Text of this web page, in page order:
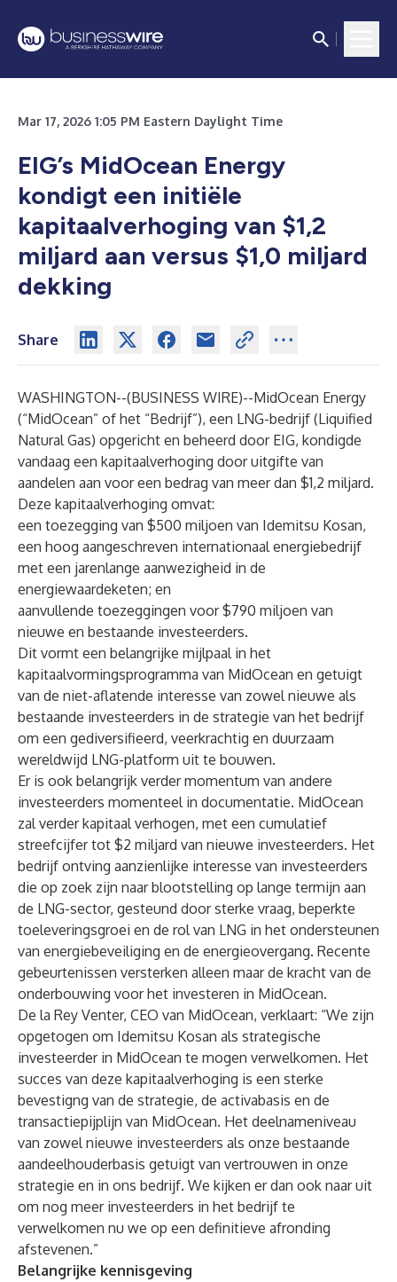
Mar 17, 2026 1:05 PM Eastern Daylight Time
EIG’s MidOcean Energy
kondigt een initiële
kapitaalverhoging van $1,2
miljard aan versus $1,0 miljard
dekking
Share
WASHINGTON--(BUSINESS WIRE)--MidOcean Energy
(“MidOcean” of het “Bedrijf”), een LNG-bedrijf (Liquified
Natural Gas) opgericht en beheerd door EIG, kondigde
vandaag een kapitaalverhoging door uitgifte van
aandelen aan voor een bedrag van meer dan $1,2 miljard.
Deze kapitaalverhoging omvat:
een toezegging van $500 miljoen van Idemitsu Kosan,
een hoog aangeschreven internationaal energiebedrijf
met een jarenlange aanwezigheid in de
energiewaardeketen; en
aanvullende toezeggingen voor $790 miljoen van
nieuwe en bestaande investeerders.
Dit vormt een belangrijke mijlpaal in het
kapitaalvormingsprogramma van MidOcean en getuigt
van de niet-aflatende interesse van zowel nieuwe als
bestaande investeerders in de strategie van het bedrijf
om een gediversifieerd, veerkrachtig en duurzaam
wereldwijd LNG-platform uit te bouwen.
Er is ook belangrijk verder momentum van andere
investeerders momenteel in documentatie. MidOcean
zal verder kapitaal verhogen, met een cumulatief
streefcijfer tot $2 miljard van nieuwe investeerders. Het
bedrijf ontving aanzienlijke interesse van investeerders
die op zoek zijn naar blootstelling op lange termijn aan
de LNG-sector, gesteund door sterke vraag, beperkte
toeleveringsgroei en de rol van LNG in het ondersteunen
van energiebeveiliging en de energieovergang. Recente
gebeurtenissen versterken alleen maar de kracht van de
onderbouwing voor het investeren in MidOcean.
De la Rey Venter, CEO van MidOcean, verklaart: “We zijn
opgetogen om Idemitsu Kosan als strategische
investeerder in MidOcean te mogen verwelkomen. Het
succes van deze kapitaalverhoging is een sterke
bevestigng van de strategie, de activabasis en de
transactiepijplijn van MidOcean. Het deelnameniveau
van zowel nieuwe investeerders als onze bestaande
aandeelhouderbasis getuigt van vertrouwen in onze
strategie en in ons bedrijf. We kijken er dan ook naar uit
om nog meer investeerders in het bedrijf te
verwelkomen nu we op een definitieve afronding
afstevenen.”
Belangrijke kennisgeving